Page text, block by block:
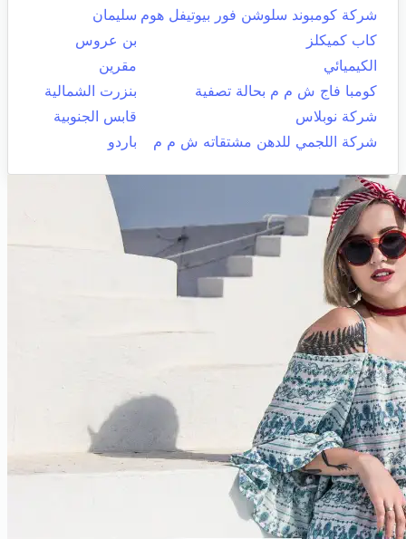
شركة كومبوند سلوشن فور بيوتيفل هوم سليمان
كاب كميكلز
بن عروس
الكيميائي
مقرين
كومبا فاج ش م م بحالة تصفية
بنزرت الشمالية
شركة نوبلاس
قابس الجنوبية
شركة اللجمي للدهن مشتقاته ش م م
باردو